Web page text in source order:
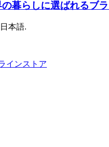
暮らしに選ばれるブ
本語.
インストア